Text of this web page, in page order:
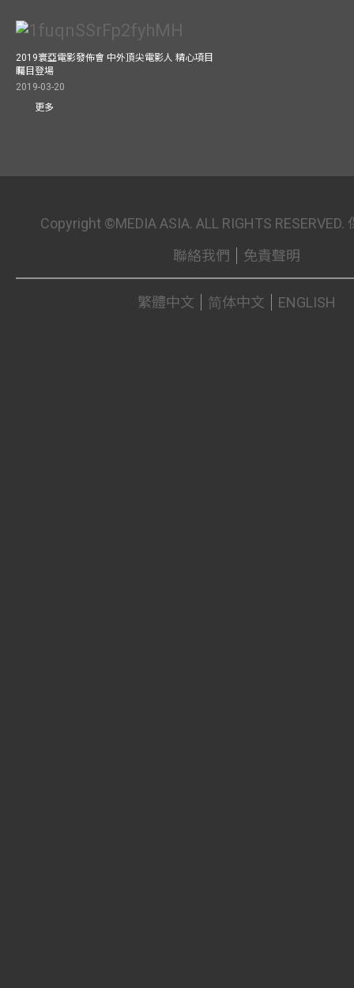
2019寰亞電影發佈會 中外頂尖電影人 精心項目
矚目登場
2019-03-20
更多
Copyright ©MEDIA ASIA. ALL RIGHTS
聯絡我們
免責聲明
繁體中文 简体中文 ENGLISH